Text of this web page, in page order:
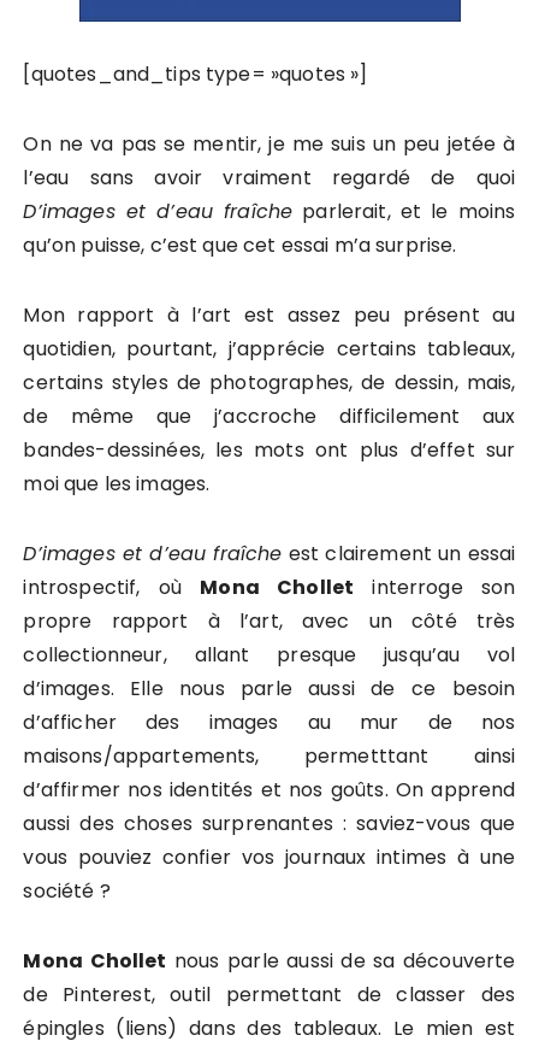
[quotes_and_tips type= »quotes »]
On ne va pas se mentir, je me suis un peu jetée à
l’eau sans avoir vraiment regardé de quoi
D’images et d’eau fraîche parlerait, et le moins
qu’on puisse, c’est que cet essai m’a surprise.
Mon rapport à l’art est assez peu présent au
quotidien, pourtant, j’apprécie certains tableaux,
certains styles de photographes, de dessin, mais,
de même que j’accroche difficilement aux
bandes-dessinées, les mots ont plus d’effet sur
moi que les images.
D’images et d’eau fraîche est clairement un essai
introspectif, où Mona Chollet interroge son
propre rapport à l’art, avec un côté très
collectionneur, allant presque jusqu’au vol
d’images. Elle nous parle aussi de ce besoin
d’afficher des images au mur de nos
maisons/appartements, permetttant ainsi
d’affirmer nos identités et nos goûts. On apprend
aussi des choses surprenantes : saviez-vous que
vous pouviez confier vos journaux intimes à une
société ?
Mona Chollet nous parle aussi de sa découverte
de Pinterest, outil permettant de classer des
épingles (liens) dans des tableaux. Le mien est